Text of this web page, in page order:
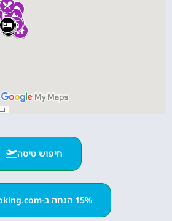
חיפוש טיסה
15% הנחה ב-Booking.com